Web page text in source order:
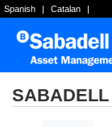
Spanish | Catalan |
SABADELL